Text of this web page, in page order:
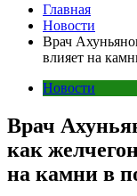
Главная
Новости
Врач
влияет на
Новости
Врач
как
на камни в